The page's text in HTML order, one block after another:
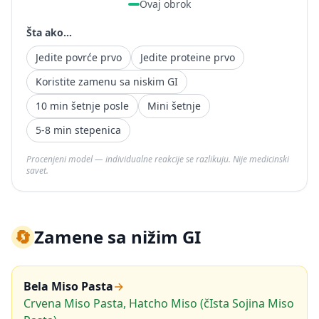
Ovaj obrok
Šta ako...
Jedite povrće prvo
Jedite proteine prvo
Koristite zamenu sa niskim GI
10 min šetnje posle
Mini šetnje
5-8 min stepenica
Procenjeni model — individualne reakcije se razlikuju. Nije medicinski
savet.
🔄Zamene sa nižim GI
Bela Miso Pasta→
Crvena Miso Pasta, Hatcho Miso (čIsta Sojina Miso